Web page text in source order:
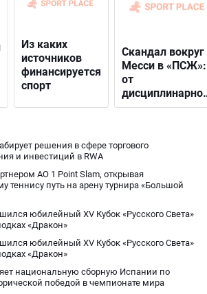
Из каких
источников
финансируется
спорт
Скандал вокруг
Месси в «ПСЖ»:
от
решения до
фанатами
решения в сфере торгового
и инвестиций в RWA
AO 1 Point Slam, открывая
теннису путь на арену турнира «Большой
юбилейный XV Кубок «Русского Света»
«Дракон»
юбилейный XV Кубок «Русского Света»
«Дракон»
национальную сборную Испании по
победой в чемпионате мира